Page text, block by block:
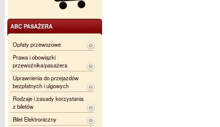
ABC PASAŻERA
Opłaty przewozowe
Prawa i obowiązki
przewoźnika/pasażera
Uprawnienia do przejazdów
bezpłatnych i ulgowych
Rodzaje i zasady korzystania
z biletów
Bilet Elektroniczny